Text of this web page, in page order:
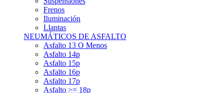
Frenos
Iluminación
Llantas
NEUMÁTICOS DE ASFALTO
Asfalto 13 O Menos
Asfalto 14p
Asfalto 15p
Asfalto 16p
Asfalto 17p
Asfalto >= 18p